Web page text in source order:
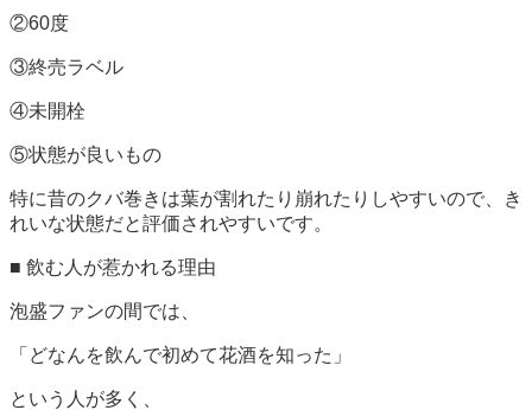
②60度
③終売ラベル
④未開栓
⑤状態が良いもの
特に昔のクバ巻きは葉が割れたり崩れたりしやすいので、き
れいな状態だと評価されやすいです。
■ 飲む人が惹かれる理由
泡盛ファンの間では、
「どなんを飲んで初めて花酒を知った」
という人が多く、